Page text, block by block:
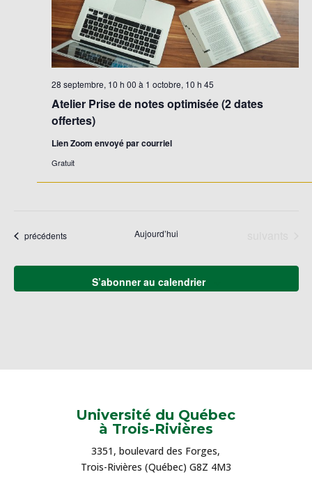
Atelier Prise de notes optimisée (2 dates
offertes)
28 septembre, 10 h 00 à 1 octobre, 10 h 45
Lien Zoom envoyé par courriel
Gratuit
Évènements
précédents Aujourd’hui
S’abonner au calendrier
Université du Québec
à Trois-Rivières
3351, boulevard des Forges,
Trois-Rivières (Québec) G8Z 4M3